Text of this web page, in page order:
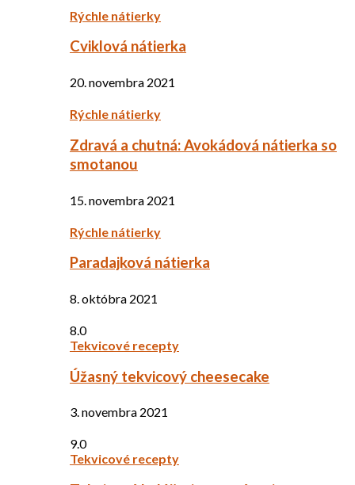
Rýchle nátierky
Cviklová nátierka
20. novembra 2021
Rýchle nátierky
Zdravá a chutná: Avokádová nátierka so
smotanou
15. novembra 2021
Rýchle nátierky
Paradajková nátierka
8. októbra 2021
8.0
Tekvicové recepty
Úžasný tekvicový cheesecake
3. novembra 2021
9.0
Tekvicové recepty